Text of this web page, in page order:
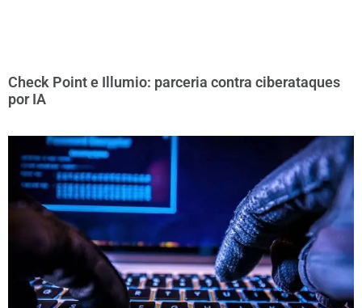
Check Point e Illumio: parceria contra ciberataques
por IA